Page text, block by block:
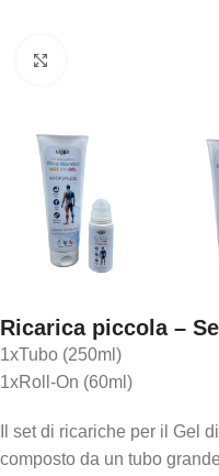
Ricarica piccola –
1xTubo (250ml)
1xRoll-On (60ml)
Il set di ricariche per il Gel
composto da un tubo